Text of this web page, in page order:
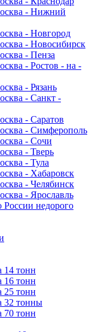
- Нижний
- Новгород
- Новосибирск
- Пенза
- Ростов - на -
- Рязань
- Санкт -
- Саратов
- Симферополь
- Сочи
- Тверь
- Тула
- Хабаровск
- Челябинск
- Ярославль
России недорого
14 тонн
16 тонн
25 тонн
32 тонны
70 тонн